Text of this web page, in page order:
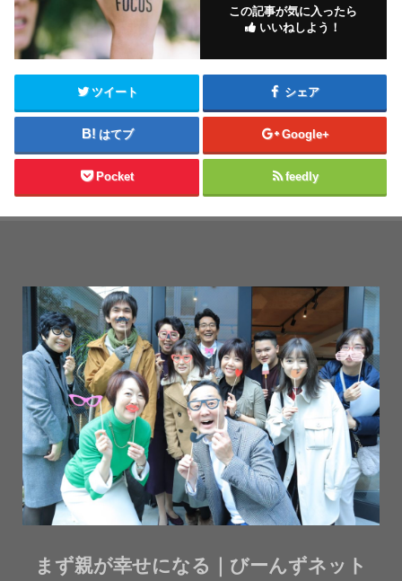
この記事が気に入ったら
いいねしよう！
ツイート シェア
はてブ Google+
Pocket feedly
まず親が幸せになる｜びーんずネット